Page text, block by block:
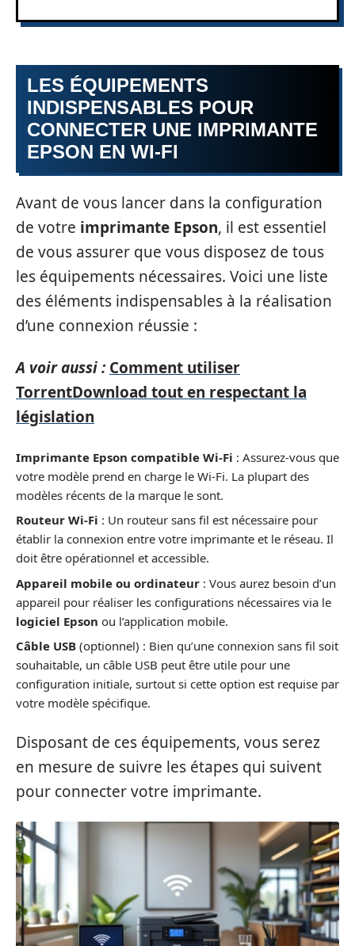
LES ÉQUIPEMENTS
INDISPENSABLES POUR
CONNECTER UNE IMPRIMANTE
EPSON EN WI-FI
Avant de vous lancer dans la configuration
de votre imprimante Epson, il est essentiel
de vous assurer que vous disposez de tous
les équipements nécessaires. Voici une liste
des éléments indispensables à la réalisation
d’une connexion réussie :
A voir aussi : Comment utiliser
TorrentDownload tout en respectant la
législation
Imprimante Epson compatible Wi-Fi : Assurez-vous que
votre modèle prend en charge le Wi-Fi. La plupart des
modèles récents de la marque le sont.
Routeur Wi-Fi : Un routeur sans fil est nécessaire pour
établir la connexion entre votre imprimante et le réseau. Il
doit être opérationnel et accessible.
Appareil mobile ou ordinateur : Vous aurez besoin d’un
appareil pour réaliser les configurations nécessaires via le
logiciel Epson ou l’application mobile.
Câble USB (optionnel) : Bien qu’une connexion sans fil soit
souhaitable, un câble USB peut être utile pour une
configuration initiale, surtout si cette option est requise par
votre modèle spécifique.
Disposant de ces équipements, vous serez
en mesure de suivre les étapes qui suivent
pour connecter votre imprimante.